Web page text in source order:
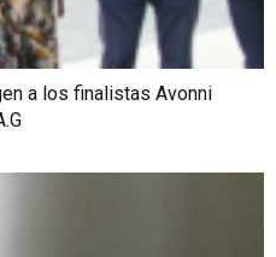
a los finalistas Avonni